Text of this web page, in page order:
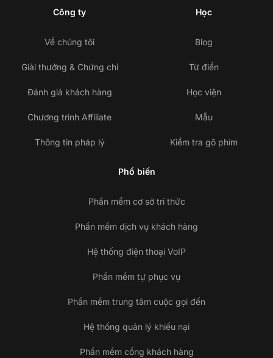
Công ty
Về chúng tôi
Giải thưởng & Chứng chỉ
Đánh giá khách hàng
Chương trình Affiliate
Thông tin pháp lý
Học
Blog
Từ điển
Học viện
Mẫu
Kiểm tra gõ phím
Phổ biến
Phần mềm cơ sở tri thức
Phần mềm dịch vụ khách hàng
Hệ thống điện thoại VoIP
Phần mềm tự phục vụ
Phần mềm trung tâm cuộc gọi đến
Hệ thống quản lý khiếu nại
Phần mềm cổng khách hàng